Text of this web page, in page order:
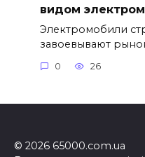
видом
Электромобили
завоевывают
0 26
© 2026 65000.com.ua